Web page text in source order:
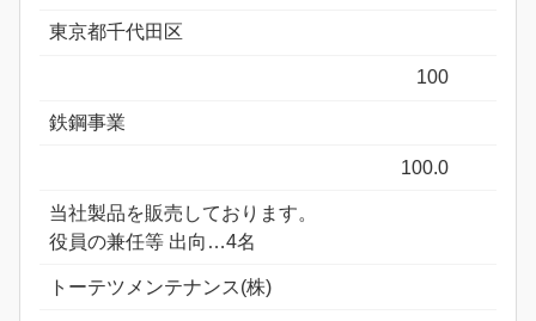
東京都千代田区
100
鉄鋼事業
100.0
当社製品を販売しております。
役員の兼任等 出向…4名
トーテツメンテナンス(株)